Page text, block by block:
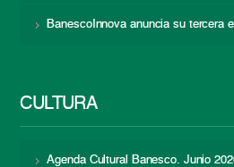
BanescoInnova anuncia su tercera
CULTURA
Agenda Cultural Banesco. Junio